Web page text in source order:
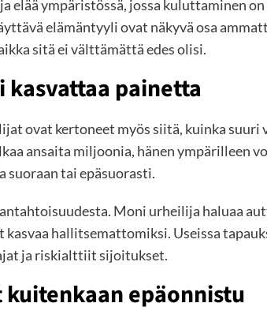
elää ympäristössä, jossa kuluttaminen
elämäntyyli ovat näkyvä osa
sitä ei välttämättä edes olisi.
painetta
ovat kertoneet myös siitä, kuinka
ansaita miljoonia, hänen ympärilleen
tai epäsuorasti.
Moni urheilija haluaa
kasvaa hallitsemattomiksi. Useissa
ja riskialttiit sijoitukset.
epäonnistu